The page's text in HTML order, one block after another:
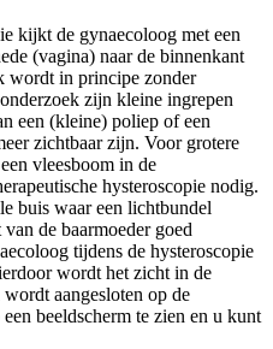
kijkt de gynaecoloog met een
(vagina) naar de binnenkant
wordt in principe zonder
zijn kleine ingrepen
een (kleine) poliep of een
zichtbaar zijn. Voor grotere
vleesboom in de
hysteroscopie nodig.
buis waar een lichtbundel
de baarmoeder goed
tijdens de hysteroscopie
wordt het zicht in de
aangesloten op de
beeldscherm te zien en u kunt